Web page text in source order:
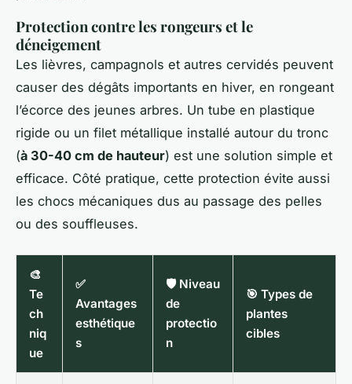
Protection contre les rongeurs et le
déneigement
Les lièvres, campagnols et autres cervidés peuvent
causer des dégâts importants en hiver, en rongeant
l’écorce des jeunes arbres. Un tube en plastique
rigide ou un filet métallique installé autour du tronc
(à 30-40 cm de hauteur) est une solution simple et
efficace. Côté pratique, cette protection évite aussi
les chocs mécaniques dus au passage des pelles
ou des souffleuses.
🎨
Te
ch
niq
ue
✅
Avantages
esthétique
s
🛡️ Niveau
de
protectio
n
🎯 Types de
plantes
cibles